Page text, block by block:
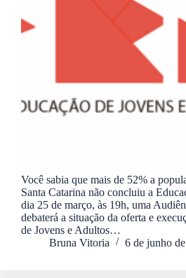
Você sabia que mais de 52% a
Santa Catarina não concluiu a
dia 25 de março, às 19h, uma
debaterá a situação da oferta e
de Jovens e Adultos…
Bruna Vitoria
6 de junho